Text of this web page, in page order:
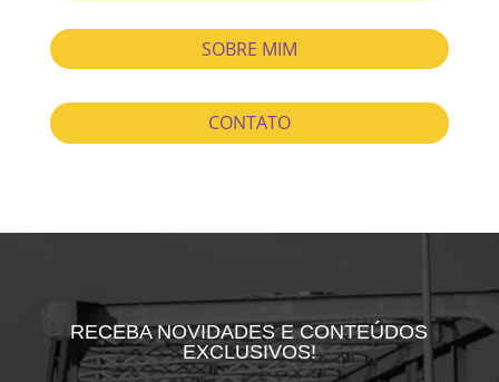
SOBRE MIM
CONTATO
RECEBA NOVIDADES E CONTEÚDOS
EXCLUSIVOS!